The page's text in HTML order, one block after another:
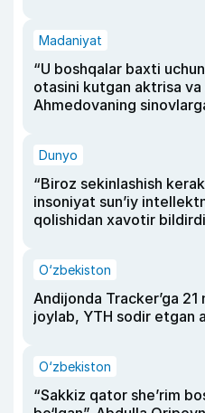
Madaniyat
“U boshqalar baxti
otasini kutgan aktrisa va
Ahmedovaning
Dunyo
“Biroz sekinlashish
insoniyat sun’iy
qolishidan xavotir bildirdi
O‘zbekiston
Andijonda Tracker’ga 21
joylab, YTH sodir etgan
O‘zbekiston
“Sakkiz qator she’rim